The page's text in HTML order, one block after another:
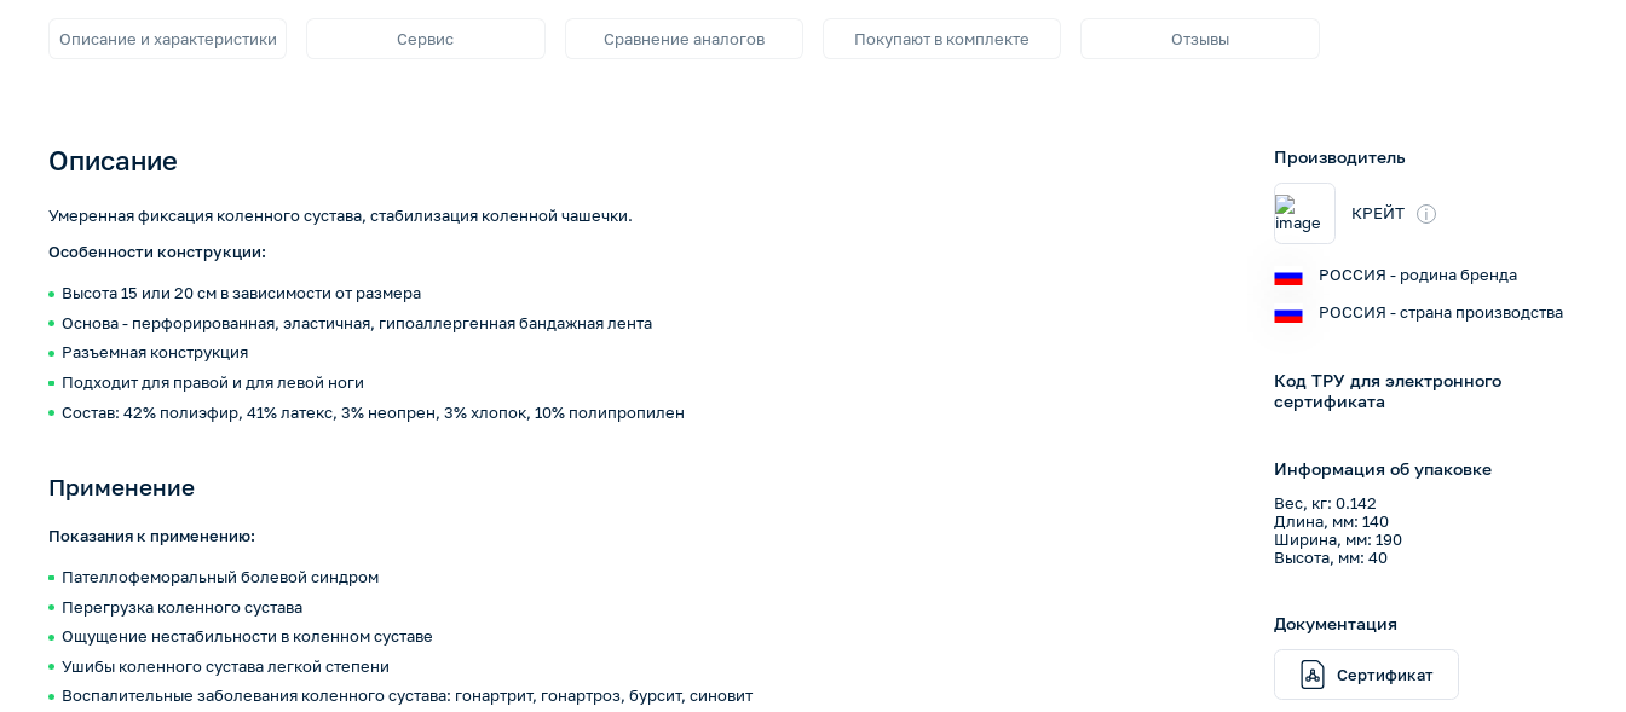
Описание и характеристики Сервис Сравнение аналогов Покупают в комплекте Отзывы
Описание
Умеренная фиксация коленного сустава, стабилизация коленной чашечки.
Особенности конструкции:
Высота 15 или 20 см в зависимости от размера
Основа - перфорированная, эластичная, гипоаллергенная бандажная лента
Разъемная конструкция
Подходит для правой и для левой ноги
Состав: 42% полиэфир, 41% латекс, 3% неопрен, 3% хлопок, 10% полипропилен
Применение
Показания к применению:
Пателлофеморальный болевой синдром
Перегрузка коленного сустава
Ощущение нестабильности в коленном суставе
Ушибы коленного сустава легкой степени
Воспалительные заболевания коленного сустава: гонартрит, гонартроз, бурсит, синовит
Производитель
КРЕЙТ i
РОССИЯ - родина бренда
РОССИЯ - страна производства
Код ТРУ для электронного
сертификата
Информация об упаковке
Вес, кг: 0.142
Длина, мм: 140
Ширина, мм: 190
Высота, мм: 40
Документация
Сертификат